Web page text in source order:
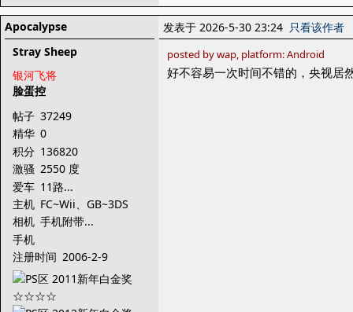
Apocalypse
Stray Sheep
银河飞将
脸蛋控
帖子 37249
精华 0
积分 136820
激骚 2550 度
爱车 11路...
主机 FC~Wii、GB~3DS
相机 手机附带...
手机
注册时间 2006-2-9
发表于 2026-5-30 23:24 只看该作者
posted by wap, platform: Android
好不容易一次时间不错的，央视居